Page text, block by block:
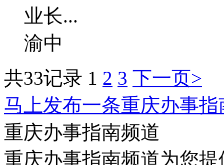
业长...
渝中
共33记录 1 2 3 下一页>
马上发布一条重庆办事
重庆办事指南频道
重庆办事指南频道为您